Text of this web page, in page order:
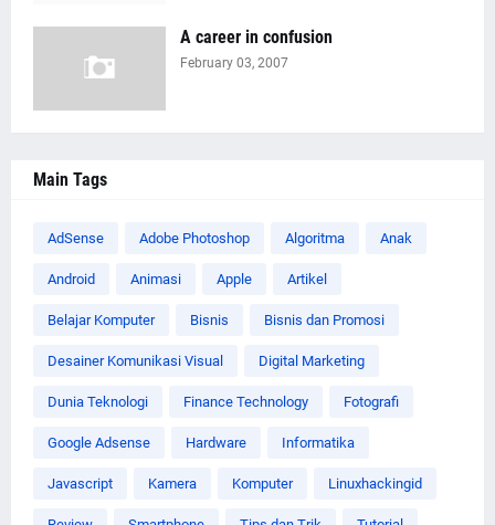
A career in confusion
February 03, 2007
Main Tags
AdSense Adobe Photoshop Algoritma Anak
Android Animasi Apple Artikel
Belajar Komputer Bisnis Bisnis dan Promosi
Desainer Komunikasi Visual Digital Marketing
Dunia Teknologi Finance Technology Fotografi
Google Adsense Hardware Informatika
Javascript Kamera Komputer Linuxhackingid